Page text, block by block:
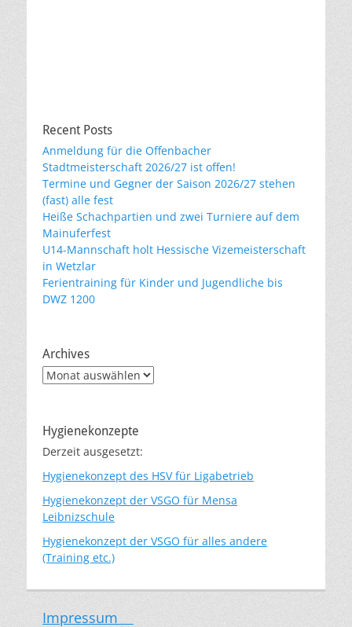
Recent Posts
Anmeldung für die Offenbacher
Stadtmeisterschaft 2026/27 ist offen!
Termine und Gegner der Saison 2026/27 stehen
(fast) alle fest
Heiße Schachpartien und zwei Turniere auf dem
Mainuferfest
U14-Mannschaft holt Hessische Vizemeisterschaft
in Wetzlar
Ferientraining für Kinder und Jugendliche bis
DWZ 1200
Archives
Archives
Hygienekonzepte
Derzeit ausgesetzt:
Hygienekonzept des HSV für Ligabetrieb
Hygienekonzept der VSGO für Mensa
Leibnizschule
Hygienekonzept der VSGO für alles andere
(Training etc.)
Impressum